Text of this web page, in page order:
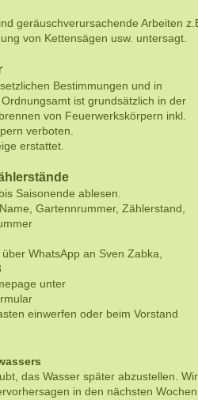
geräuschverursachende Arbeiten
von Kettensägen usw. untersagt.
Bestimmungen und in
ist grundsätzlich in der
von Feuerwerkskörpern inkl.
verboten.
erstattet.
Saisonende ablesen.
Gartennrummer, Zählerstand,
WhatsApp an Sven Zabka,
unter
einwerfen oder beim Vorstand
das Wasser später abzustellen. Wir
in den nächsten Wochen